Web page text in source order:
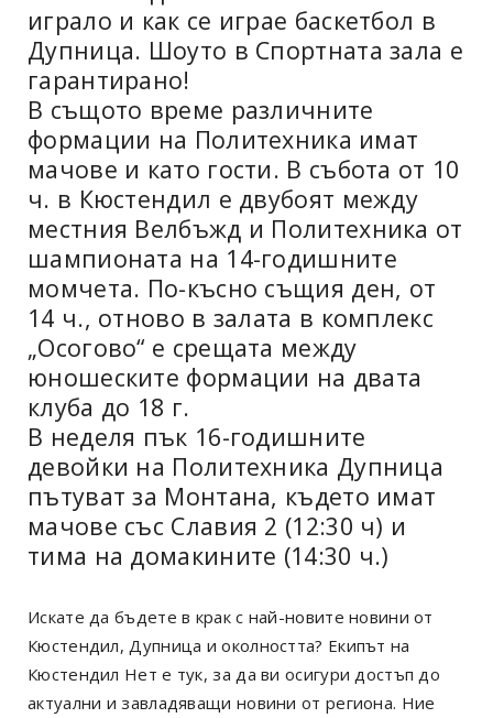
играло и как се играе баскетбол в
Дупница. Шоуто в Спортната зала е
гарантирано!
В същото време различните
формации на Политехника имат
мачове и като гости. В събота от 10
ч. в Кюстендил е двубоят между
местния Велбъжд и Политехника от
шампионата на 14-годишните
момчета. По-късно същия ден, от
14 ч., отново в залата в комплекс
„Осогово“ е срещата между
юношеските формации на двата
клуба до 18 г.
В неделя пък 16-годишните
девойки на Политехника Дупница
пътуват за Монтана, където имат
мачове със Славия 2 (12:30 ч) и
тима на домакините (14:30 ч.)
Искате да бъдете в крак с най-новите новини от
Кюстендил, Дупница и околността? Екипът на
Кюстендил Нет е тук, за да ви осигури достъп до
актуални и завладяващи новини от региона. Ние